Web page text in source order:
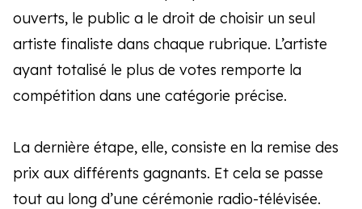
ouverts, le public a le droit de choisir un seul
artiste finaliste dans chaque rubrique. L’artiste
ayant totalisé le plus de votes remporte la
compétition dans une catégorie précise.
La dernière étape, elle, consiste en la remise des
prix aux différents gagnants. Et cela se passe
tout au long d’une cérémonie radio-télévisée.